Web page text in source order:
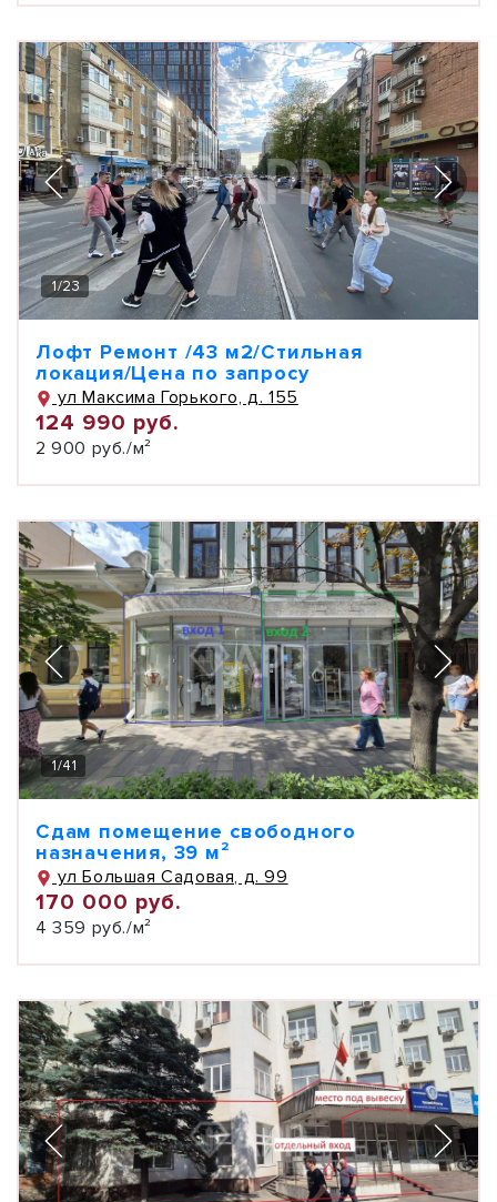
1/23
Лофт Ремонт /43 м2/Стильная
локация/Цена по запросу
ул Максима Горького, д. 155
124 990 руб.
2 900 руб./м²
1/41
Сдам помещение свободного
назначения, 39 м²
ул Большая Садовая, д. 99
170 000 руб.
4 359 руб./м²